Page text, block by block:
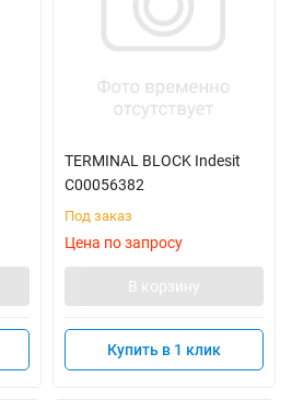
TERMINAL BLOCK Indesit
C00056382
Под заказ
Цена по запросу
В корзину
Купить в 1 клик